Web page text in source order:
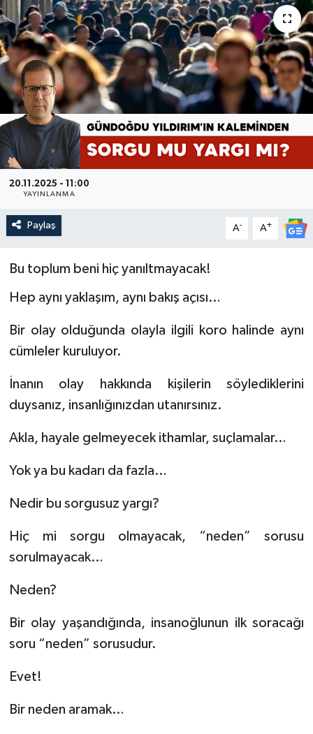
20.11.2025 - 11:00
YAYINLANMA
Paylaş A- A+
Bu toplum beni hiç yanıltmayacak!
Hep aynı yaklaşım, aynı bakış açısı…
Bir olay olduğunda olayla ilgili koro halinde aynı
cümleler kuruluyor.
İnanın olay hakkında kişilerin söylediklerini
duysanız, insanlığınızdan utanırsınız.
Akla, hayale gelmeyecek ithamlar, suçlamalar…
Yok ya bu kadarı da fazla…
Nedir bu sorgusuz yargı?
Hiç mi sorgu olmayacak, “neden” sorusu
sorulmayacak…
Neden?
Bir olay yaşandığında, insanoğlunun ilk soracağı
soru “neden” sorusudur.
Evet!
Bir neden aramak…